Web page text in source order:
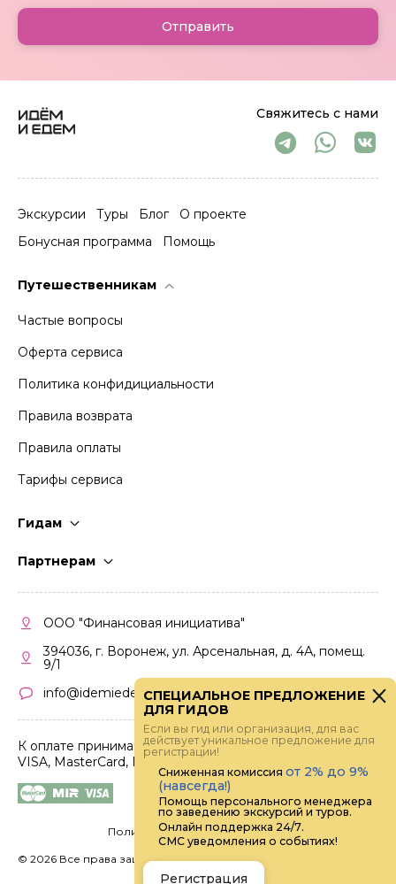
Свяжитесь с нами
Экскурсии Туры Блог
О проекте
Бонусная программа
Помощь
Путешественникам
Частые вопросы
Оферта сервиса
Политика конфидициальности
Правила возврата
Правила оплаты
Тарифы сервиса
Гидам
Партнерам
Кабинет партнера
Правила участия
ООО "Финансовая инициатива"
394036, г. Воронеж, ул. Арсенальная, д. 4А, помещ.
9/1
info@idemiedem.ru
К оплате принимаются карты
VISA, MasterCard, МИР
Политика конфиденциальности
© 2026 Все права защищены.
Отправить
СПЕЦИАЛЬНОЕ ПРЕДЛОЖЕНИЕ
ДЛЯ ГИДОВ
Если вы гид или организация, для вас
действует уникальное предложение для
регистрации!
Сниженная комиссия от 2% до 9%
(навсегда!)
Помощь персонального менеджера
по заведению экскурсий и туров.
Онлайн поддержка 24/7.
СМС уведомления о событиях!
Регистрация